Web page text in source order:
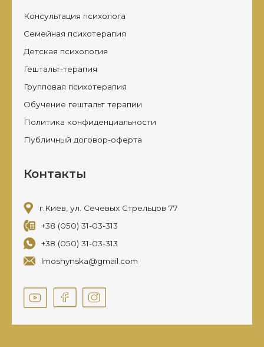
Консультация психолога
Семейная психотерапия
Детская психология
Гештальт-терапия
Групповая психотерапия
Обучение гештальт терапии
Политика конфиденциальности
Публичный договор-оферта
Контакты
г.Киев, ул. Сечевых Стрельцов 77
+38 (050) 31-03-313
+38 (050) 31-03-313
lmoshynska@gmail.com